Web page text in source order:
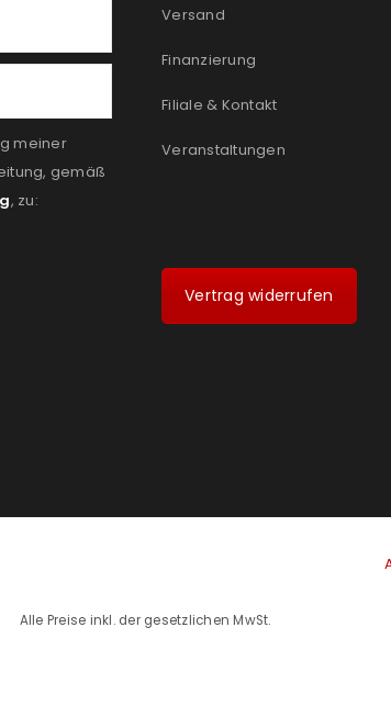
meiner
gemäß
, zu:
Versand
Finanzierung
Filiale & Kontakt
Veranstaltungen
Vertrag widerrufen
Alle Preise inkl. der gesetzlichen MwSt.